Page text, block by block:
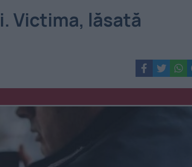
Victima, lăsată